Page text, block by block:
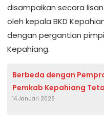
disampaikan secara
oleh kepala BKD
dengan pergantian
Kepahiang.
Berbeda dengan
Pemkab Kepahiang
Hari Penuh
14 Januari 2026